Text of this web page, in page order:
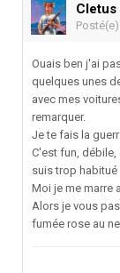
Cletus
Posté(e)
Ouais ben j'ai
quelques unes
avec mes
remarquer.
Je te fais la
C'est fun,
suis trop
Moi je me marre
Alors je vous
fumée rose au